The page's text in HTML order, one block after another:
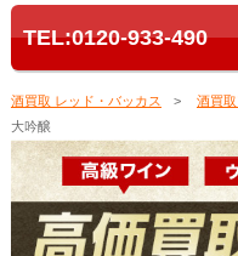
TEL:0120-933-490
酒買取 レッド・バッカス 酒買
大吟醸